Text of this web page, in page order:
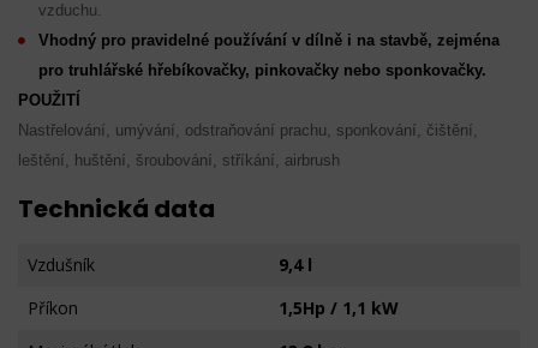
vzduchu.
Vhodný pro pravidelné používání v dílně i na stavbě, zejména
pro truhlářské hřebíkovačky, pinkovačky nebo sponkovačky.
POUŽITÍ
Nastřelování, umývání, odstraňování prachu, sponkování, čištění,
leštění, huštění, šroubování, stříkání, airbrush
Technická data
Vzdušník
9,4 l
Příkon
1,5Hp / 1,1 kW